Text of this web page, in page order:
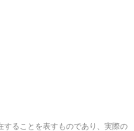
ることを表すものであり、実際の